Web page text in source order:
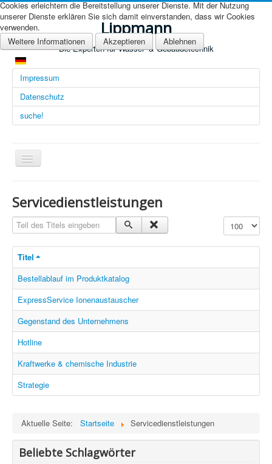
Lippmann
Die Experten für Wasser- & Gebäudetechnik
Impressum
Datenschutz
suche!
Navigation
an/aus
Startseite (Übersicht)
Arbeitsgebiete
Technologien
Information
Produkte & Services
Servicedienstleistungen
Teil des Titels eingeben Anzeige #
Titel
Bestellablauf im Produktkatalog
ExpressService Ionenaustauscher
Gegenstand des Unternehmens
Hotline
Kraftwerke & chemische Industrie
Strategie
Aktuelle Seite: Startseite Servicedienstleistungen
Beliebte Schlagwörter
Cookies erleichtern die Bereitstellung unserer Dienste. Mit der Nutzung
unserer Dienste erklären Sie sich damit einverstanden, dass wir Cookies
verwenden.
Weitere Informationen
Akzeptieren Ablehnen